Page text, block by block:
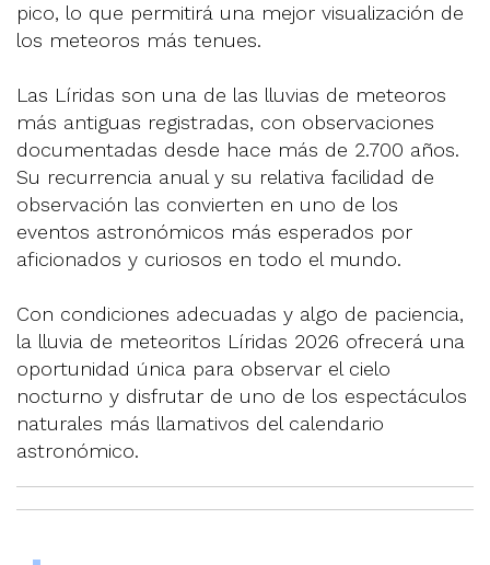
pico, lo que permitirá una mejor visualización de
los meteoros más tenues.
Las Líridas son una de las lluvias de meteoros
más antiguas registradas, con observaciones
documentadas desde hace más de 2.700 años.
Su recurrencia anual y su relativa facilidad de
observación las convierten en uno de los
eventos astronómicos más esperados por
aficionados y curiosos en todo el mundo.
Con condiciones adecuadas y algo de paciencia,
la lluvia de meteoritos Líridas 2026 ofrecerá una
oportunidad única para observar el cielo
nocturno y disfrutar de uno de los espectáculos
naturales más llamativos del calendario
astronómico.